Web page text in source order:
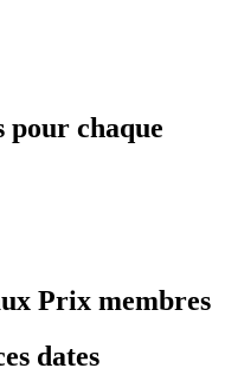
pour chaque
Prix membres
dates